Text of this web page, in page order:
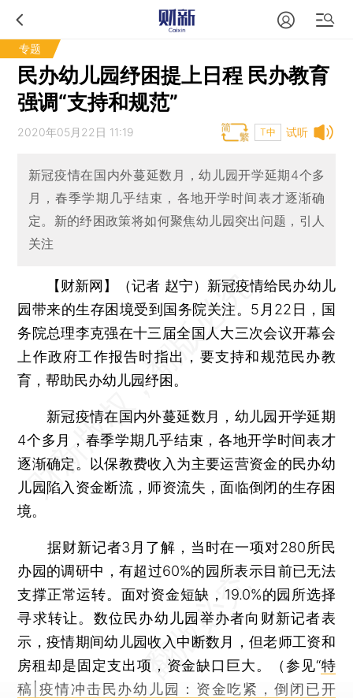
专题
民办幼儿园纾困提上日程 民办教育
强调“支持和规范”
试听
2020年05月22日 11:19 T中
新冠疫情在国内外蔓延数月，幼儿园开学延期4个多
月，春季学期几乎结束，各地开学时间表才逐渐确
定。新的纾困政策将如何聚焦幼儿园突出问题，引人
关注
【财新网】（记者 赵宁） 新冠疫情给民办幼儿
园带来的生存困境受到国务院关注。5月22日，国
务院总理李克强在十三届全国人大三次会议开幕会
上作政府工作报告时指出，要支持和规范民办教
育，帮助民办幼儿园纾困。
新冠疫情在国内外蔓延数月，幼儿园开学延期
4个多月，春季学期几乎结束，各地开学时间表才
逐渐确定。以保教费收入为主要运营资金的民办幼
儿园陷入资金断流，师资流失，面临倒闭的生存困
境。
据财新记者3月了解，当时在一项对280所民
办园的调研中，有超过60%的园所表示目前已无法
支撑正常运转。面对资金短缺，19.0%的园所选择
寻求转让。数位民办幼儿园举办者向财新记者表
示，疫情期间幼儿园收入中断数月，但老师工资和
房租却是固定支出项，资金缺口巨大。（参见“特
稿|疫情冲击民办幼儿园：资金吃紧，倒闭已开